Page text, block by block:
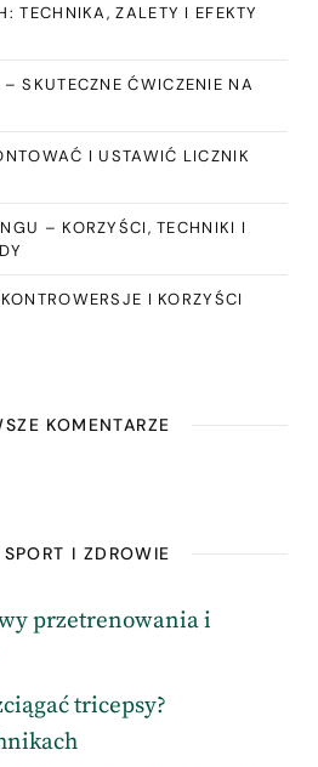
TECHNIKA, ZALETY I EFEKTY
SKUTECZNE ĆWICZENIE NA
I USTAWIĆ LICZNIK
– KORZYŚCI, TECHNIKI I
I KORZYŚCI
KOMENTARZE
I ZDROWIE
przetrenowania i
tricepsy?